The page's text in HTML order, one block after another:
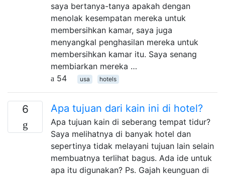
saya bertanya-tanya apakah dengan
menolak kesempatan mereka untuk
membersihkan kamar, saya juga
menyangkal penghasilan mereka untuk
membersihkan kamar itu. Saya senang
membiarkan mereka …
54
usa hotels
6 Apa tujuan dari kain ini di hotel?
Apa tujuan kain di seberang tempat tidur?
Saya melihatnya di banyak hotel dan
sepertinya tidak melayani tujuan lain selain
membuatnya terlihat bagus. Ada ide untuk
apa itu digunakan? Ps. Gajah keunguan di